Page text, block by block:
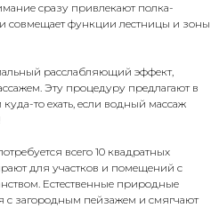
сразу привлекают полка-
совмещает функции лестницы и зоны
расслабляющий эффект,
Эту процедуру предлагают в
то ехать, если водный массаж
всего 10 квадратных
для участков и помещений с
Естественные природные
с загородным пейзажем и смягчают